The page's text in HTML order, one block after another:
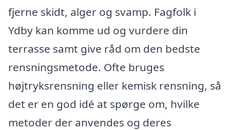
fjerne skidt, alger og svamp. Fagfolk i
Ydby kan komme ud og vurdere din
terrasse samt give råd om den bedste
rensningsmetode. Ofte bruges
højtryksrensning eller kemisk rensning, så
det er en god idé at spørge om, hvilke
metoder der anvendes og deres